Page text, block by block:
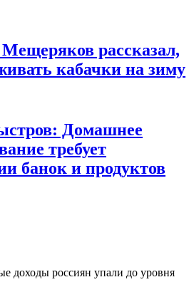
рассказал,
кабачки на зиму
Домашнее
требует
банок и продуктов
доходы россиян упали до уровня